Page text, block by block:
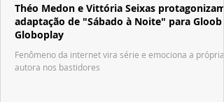
Théo Medon e Vittória Seixas protagonizam
adaptação de "Sábado à Noite" para Gloob e
Globoplay
Fenômeno da internet vira série e emociona a própria
autora nos bastidores